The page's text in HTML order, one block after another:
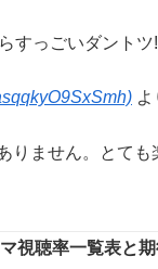
すっごいダントツ
よ
りません。とても
視聴率一覧表と